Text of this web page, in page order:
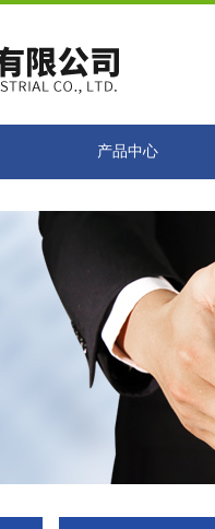
产品中心